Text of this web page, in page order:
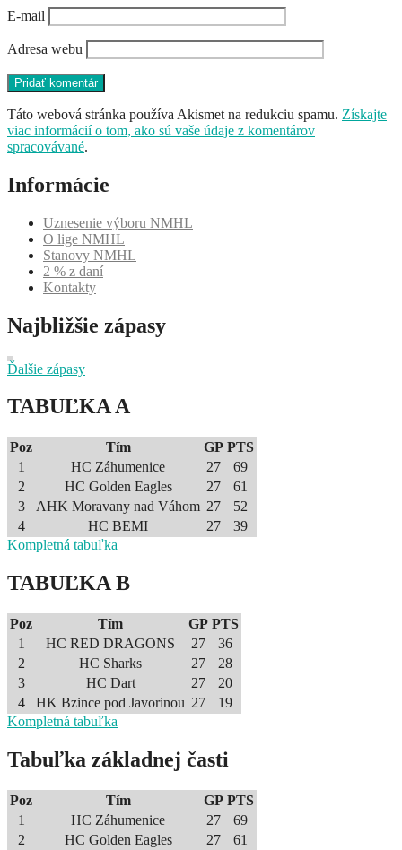
E-mail
Adresa webu
Táto webová stránka používa Akismet na redukciu spamu. Získajte
viac informácií o tom, ako sú vaše údaje z komentárov
spracovávané.
Informácie
Uznesenie výboru NMHL
O lige NMHL
Stanovy NMHL
2 % z daní
Kontakty
Najbližšie zápasy
Ďalšie zápasy
TABUĽKA A
Poz Tím GP PTS
1
HC Záhumenice 27
69
2
HC Golden Eagles 27
61
3
AHK Moravany nad Váhom 27
52
4
HC BEMI 27
39
Kompletná tabuľka
TABUĽKA B
Poz Tím GP PTS
1
HC RED DRAGONS 27
36
2
HC Sharks 27
28
3
HC Dart 27
20
4
HK Bzince pod Javorinou 27
19
Kompletná tabuľka
Tabuľka základnej časti
Poz Tím GP PTS
1
HC Záhumenice 27
69
2
HC Golden Eagles 27
61